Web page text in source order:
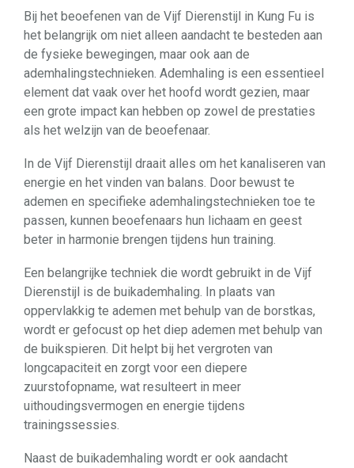
Bij het beoefenen van de Vijf Dierenstijl in Kung Fu is
het belangrijk om niet alleen aandacht te besteden aan
de fysieke bewegingen, maar ook aan de
ademhalingstechnieken. Ademhaling is een essentieel
element dat vaak over het hoofd wordt gezien, maar
een grote impact kan hebben op zowel de prestaties
als het welzijn van de beoefenaar.
In de Vijf Dierenstijl draait alles om het kanaliseren van
energie en het vinden van balans. Door bewust te
ademen en specifieke ademhalingstechnieken toe te
passen, kunnen beoefenaars hun lichaam en geest
beter in harmonie brengen tijdens hun training.
Een belangrijke techniek die wordt gebruikt in de Vijf
Dierenstijl is de buikademhaling. In plaats van
oppervlakkig te ademen met behulp van de borstkas,
wordt er gefocust op het diep ademen met behulp van
de buikspieren. Dit helpt bij het vergroten van
longcapaciteit en zorgt voor een diepere
zuurstofopname, wat resulteert in meer
uithoudingsvermogen en energie tijdens
trainingssessies.
Naast de buikademhaling wordt er ook aandacht